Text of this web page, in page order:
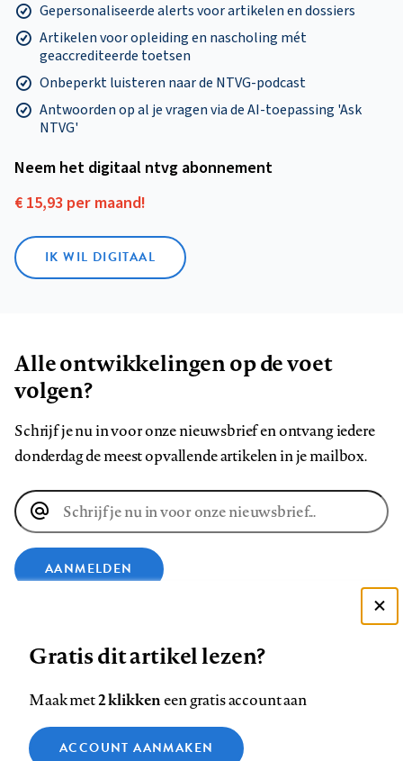
Gepersonaliseerde alerts voor artikelen en dossiers
Artikelen voor opleiding en nascholing mét
geaccrediteerde toetsen
Onbeperkt luisteren naar de NTVG-podcast
Antwoorden op al je vragen via de AI-toepassing 'Ask
NTVG'
Neem het digitaal ntvg abonnement
€ 15,93 per maand!
IK WIL DIGITAAL
Alle ontwikkelingen op de voet
volgen?
Schrijf je nu in voor onze nieuwsbrief en ontvang iedere
donderdag de meest opvallende artikelen in je mailbox.
E-
mailadres
AANMELDEN
op
op
op
ons
op
Contact Colofon Disclaimer Privacy
Zie onze cookie policy
Gratis dit artikel lezen?
Maak met2 klikkeneen gratis account aan
ACCOUNT AANMAKEN